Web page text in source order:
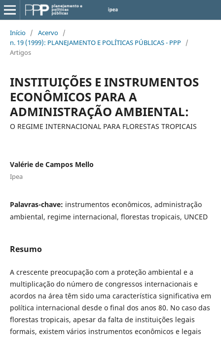
Início / Acervo /
n. 19 (1999): PLANEJAMENTO E POLÍTICAS PÚBLICAS - PPP /
Artigos
INSTITUIÇÕES E INSTRUMENTOS
ECONÔMICOS PARA A
ADMINISTRAÇÃO AMBIENTAL:
O REGIME INTERNACIONAL PARA FLORESTAS TROPICAIS
Valérie de Campos Mello
Ipea
Palavras-chave: instrumentos econômicos, administração
ambiental, regime internacional, florestas tropicais, UNCED
Resumo
A crescente preocupação com a proteção ambiental e a
multiplicação do número de congressos internacionais e
acordos na área têm sido uma característica significativa em
política internacional desde o final dos anos 80. No caso das
florestas tropicais, apesar da falta de instituições legais
formais, existem vários instrumentos econômicos e legais